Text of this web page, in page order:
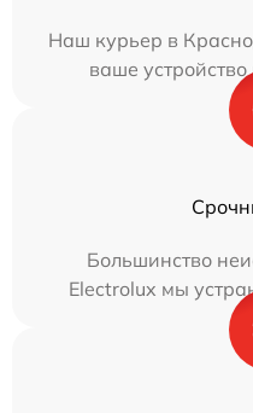
Наш курьер в
ваше
Большинство
Electrolux мы